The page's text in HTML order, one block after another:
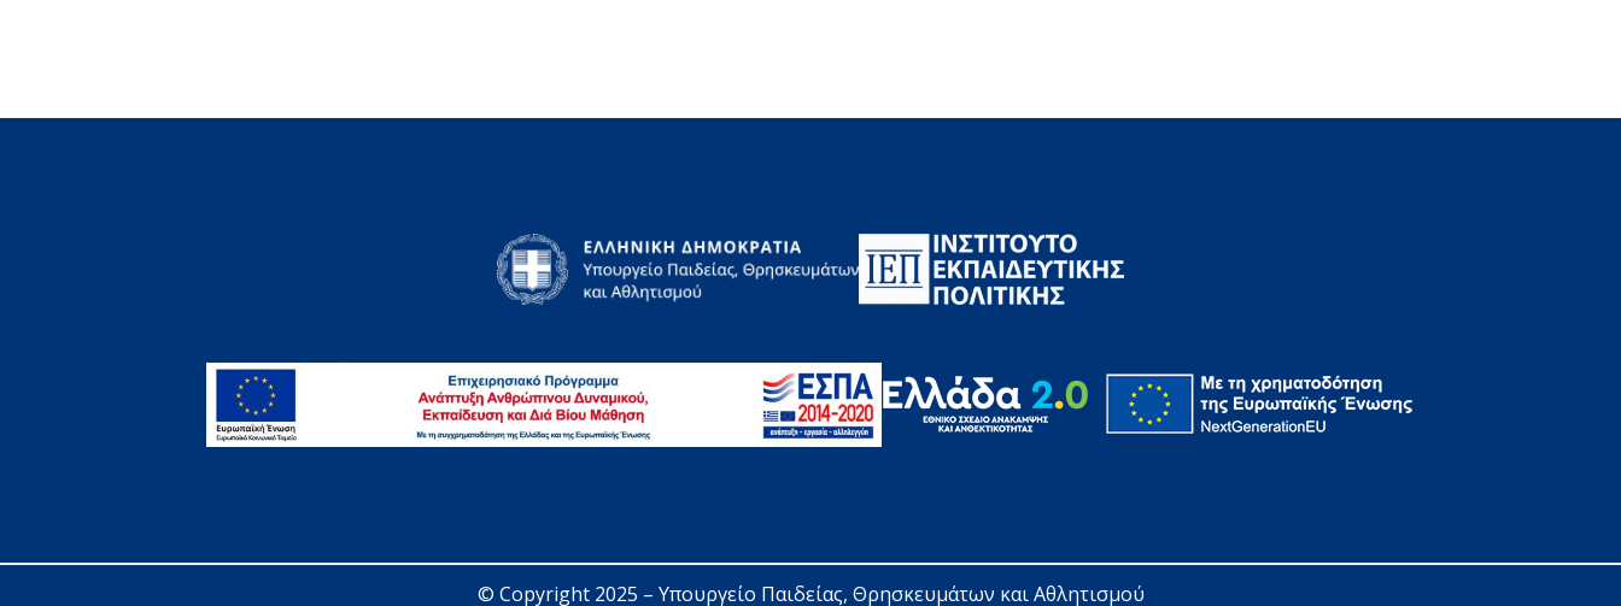
© Copyright 2025 – Υπουργείο Παιδείας, Θρησκευμάτων και Αθλητισμού